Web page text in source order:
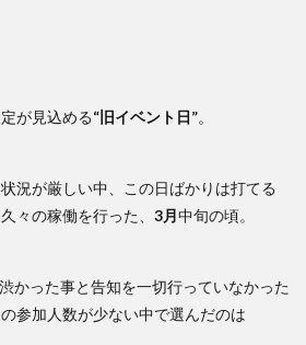
が見込める“旧イベント日”。
況が厳しい中、この日ばかりは打てる
々の稼働を行った、 3月中旬の頃。
かった事と告知を一切行っていなかった
参加人数が少ない中で選んだのは